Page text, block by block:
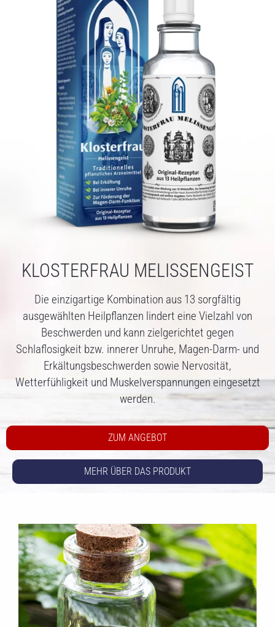
KLOSTERFRAU MELISSENGEIST
Die einzigartige Kombination aus 13 sorgfältig
ausgewählten Heilpflanzen lindert eine Vielzahl von
Beschwerden und kann zielgerichtet gegen
Schlaflosigkeit bzw. innerer Unruhe, Magen-Darm- und
Erkältungsbeschwerden sowie Nervosität,
Wetterfühligkeit und Muskelverspannungen eingesetzt
werden.
ZUM ANGEBOT
MEHR ÜBER DAS PRODUKT